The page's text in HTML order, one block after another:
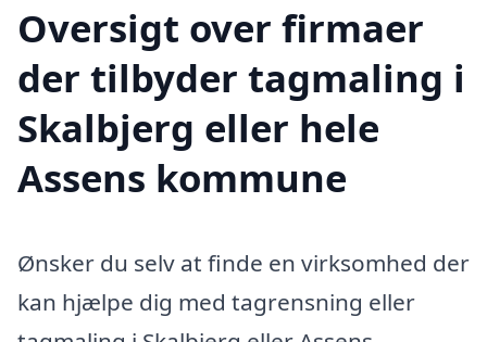
Oversigt over firmaer
der tilbyder tagmaling i
Skalbjerg eller hele
Assens kommune
Ønsker du selv at finde en virksomhed der
kan hjælpe dig med tagrensning eller